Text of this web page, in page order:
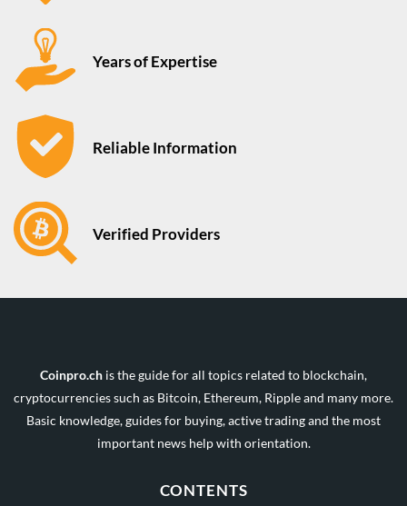
Years of Expertise
Reliable Information
Verified Providers
Coinpro.ch is the guide for all topics related to blockchain,
cryptocurrencies such as Bitcoin, Ethereum, Ripple and many more.
Basic knowledge, guides for buying, active trading and the most
important news help with orientation.
CONTENTS